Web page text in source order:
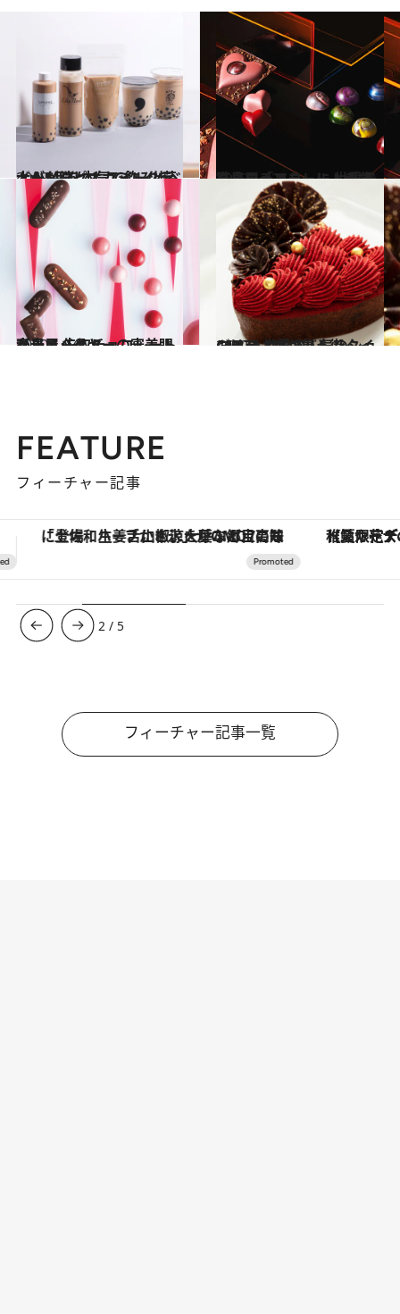
2019.4.7
大人なタピオカミルクティーが続々！ スイーツ芸人が5品を本気で飲み比べ
グルメ 2020.1.22
髙島屋「アムール・デュ・ショコラ」に 世界最高峰のチョコレートが集結
グルメ
2020.1.24
髙島屋バイヤーの審美眼が光る 先取チョコレートをチェック！
グルメ 2020.1.14
GINZA SIXのバレンタインは？ 世界で人気のショコラティエが集う街
グルメ
FEATURE
フィーチャー記事
【夏限定ディナーコース】旬を迎える稚鮎や花ズッキーニなどをイタリア・トスカーナの郷土料理の手法で満喫！
3 / 5
フィーチャー記事一覧